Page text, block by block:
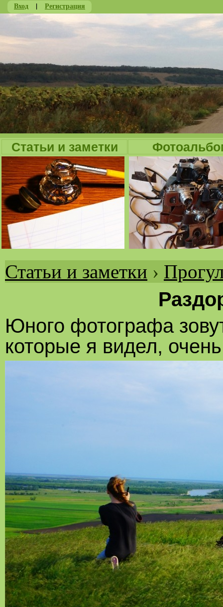
Вход | Регистрация
Статьи и заметки
Вы
Статьи и заметки ›
Юного фотографа
которые я видел,